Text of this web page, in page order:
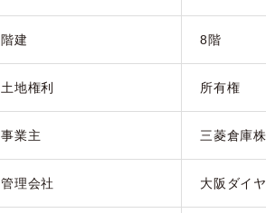
階建 8階
土地権利 所有権
事業主 三菱倉庫
管理会社 大阪ダイ